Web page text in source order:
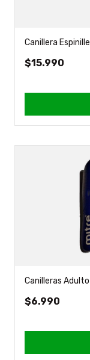
Canillera
$15.990
Canilleras
$6.990